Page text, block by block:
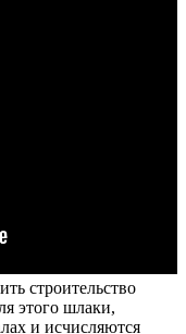
строительство
этого шлаки,
и исчисляются